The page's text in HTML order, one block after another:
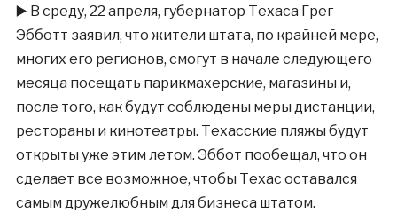
▶️ В среду, 22 апреля, губернатор Техаса Грег
Эбботт заявил, что жители штата, по крайней мере,
многих его регионов, смогут в начале следующего
месяца посещать парикмахерские, магазины и,
после того, как будут соблюдены меры дистанции,
рестораны и кинотеатры. Техасские пляжы будут
открыты уже этим летом. Эббот пообещал, что он
сделает все возможное, чтобы Техас оставался
самым дружелюбным для бизнеса штатом.